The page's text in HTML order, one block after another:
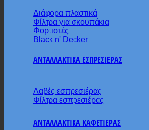
Διάφορα πλαστικά
Φίλτρα για σκουπάκια
Φορτιστές
Black n' Decker
ΑΝΤΑΛΛΑΚΤΙΚΑ ΕΣΠΡΕΣΙΕΡΑΣ
Λαβές εσπρεσιέρας
Φίλτρα εσπρεσιέρας
ΑΝΤΑΛΛΑΚΤΙΚΑ ΚΑΦΕΤΙΕΡΑΣ